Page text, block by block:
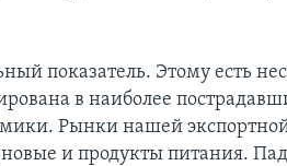
показатель. Этому есть
в наиболее
Рынки нашей
и продукты питания.